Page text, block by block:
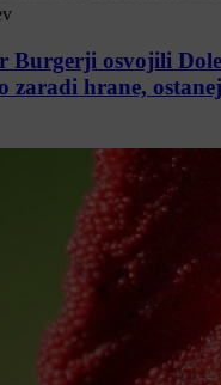
Burgerji osvojili
zaradi hrane,